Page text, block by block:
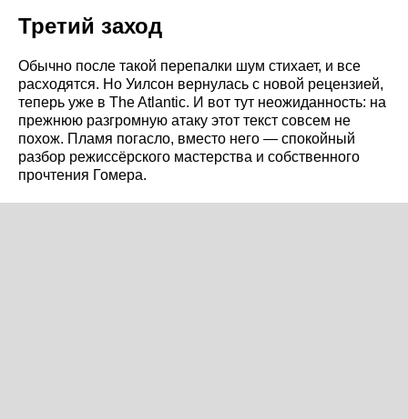
Третий заход
Обычно после такой перепалки шум стихает, и все
расходятся. Но Уилсон вернулась с новой рецензией,
теперь уже в The Atlantic. И вот тут неожиданность: на
прежнюю разгромную атаку этот текст совсем не
похож. Пламя погасло, вместо него — спокойный
разбор режиссёрского мастерства и собственного
прочтения Гомера.